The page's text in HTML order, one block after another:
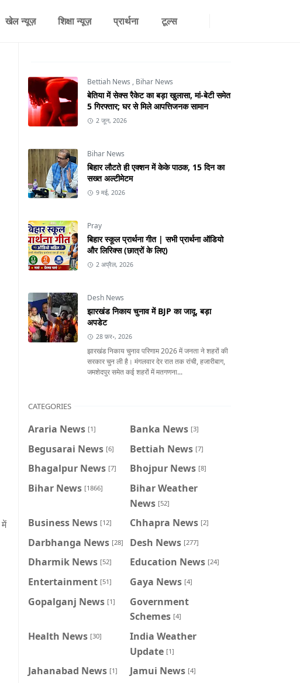
खेल न्यूज़ शिक्षा न्यूज़ प्रार्थना टूल्स
में
Bettiah News , Bihar News
बेतिया में सेक्स रैकेट का बड़ा खुलासा, मां-बेटी समेत
5 गिरफ्तार; घर से मिले आपत्तिजनक सामान
2 जून, 2026
Bihar News
बिहार लौटते ही एक्शन में केके पाठक, 15 दिन का
सख्त अल्टीमेटम
9 मई, 2026
Pray
बिहार स्कूल प्रार्थना गीत | सभी प्रार्थना ऑडियो
और लिरिक्स (छात्रों के लिए)
2 अप्रैल, 2026
Desh News
झारखंड निकाय चुनाव में BJP का जादू, बड़ा
अपडेट
28 फ़र॰, 2026
झारखंड निकाय चुनाव परिणाम 2026 में जनता ने शहरों की
सरकार चुन ली है। मंगलवार देर रात तक रांची, हजारीबाग,
जमशेदपुर समेत कई शहरों में मतगणना...
CATEGORIES
Araria News [1] Banka News [3]
Begusarai News [6] Bettiah News [7]
Bhagalpur News [7] Bhojpur News [8]
Bihar News [1866]
Bihar Weather
News [52]
Business News [12] Chhapra News [2]
Darbhanga News [28] Desh News [277]
Dharmik News [52] Education News [24]
Entertainment [51] Gaya News [4]
Gopalganj News [1]
Government
Schemes [4]
Health News [30]
India Weather
Update [1]
Jahanabad News [1] Jamui News [4]